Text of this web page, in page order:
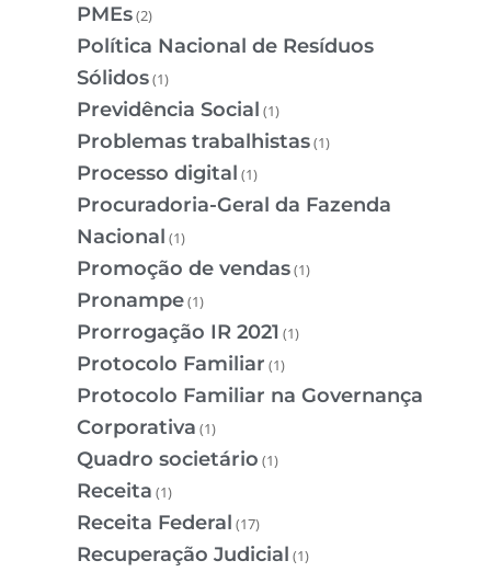
PMEs(2)
Política Nacional de Resíduos
Sólidos(1)
Previdência Social (1)
Problemas trabalhistas(1)
Processo digital (1)
Procuradoria-Geral da Fazenda
Nacional (1)
Promoção de vendas(1)
Pronampe(1)
Prorrogação IR 2021 (1)
Protocolo Familiar (1)
Protocolo Familiar na Governança
Corporativa (1)
Quadro societário (1)
Receita (1)
Receita Federal (17)
Recuperação Judicial (1)